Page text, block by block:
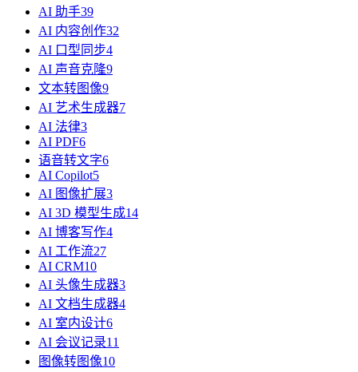
AI 助手39
AI 内容创作32
AI 口型同步4
AI 声音克隆9
文本转图像9
AI 艺术生成器7
AI 法律3
AI PDF6
语音转文字6
AI Copilot5
AI 图像扩展3
AI 3D 模型生成14
AI 博客写作4
AI 工作流27
AI CRM10
AI 头像生成器3
AI 文档生成器4
AI 室内设计6
AI 会议记录11
图像转图像10